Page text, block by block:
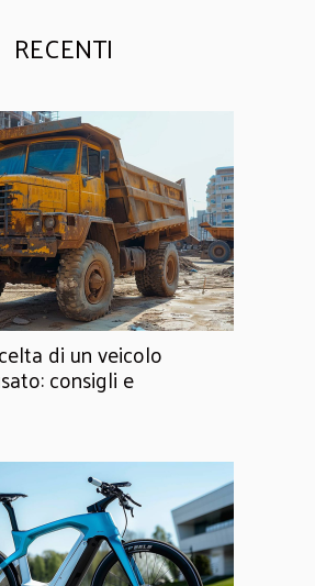
RECENTI
di un veicolo
consigli e